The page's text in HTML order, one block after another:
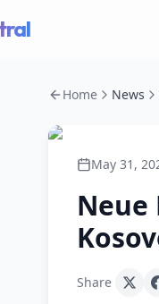
Home News
May 31,
Neue
Share